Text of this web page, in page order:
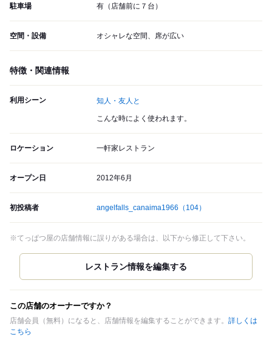
駐車場 有（店舗前に７台）
空間・設備 オシャレな空間、席が広い
特徴・関連情報
利用シーン 知人・友人と
こんな時によく使われます。
ロケーション 一軒家レストラン
オープン日 2012年6月
初投稿者 angelfalls_canaima1966 （104）
※てっぱつ屋の店舗情報に誤りがある場合は、以下から修正して下さい。
この店舗のオーナーですか？
店舗会員（無料）になると、店舗情報を編集することができます。 詳しくは
こちら